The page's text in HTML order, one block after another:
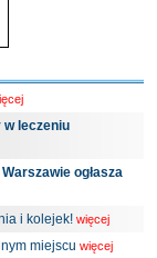
w leczeniu
ogłasza
i kolejek! więcej
miejscu więcej